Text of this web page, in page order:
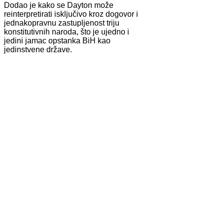
Dodao je kako se Dayton može
reinterpretirati isključivo kroz dogovor i
jednakopravnu zastupljenost triju
konstitutivnih naroda, što je ujedno i
jedini jamac opstanka BiH kao
jedinstvene države.